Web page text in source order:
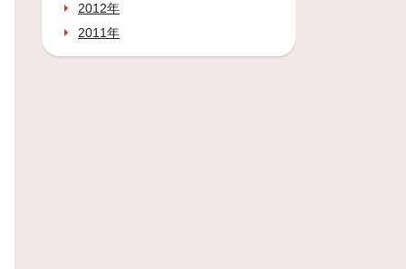
2012年
2011年